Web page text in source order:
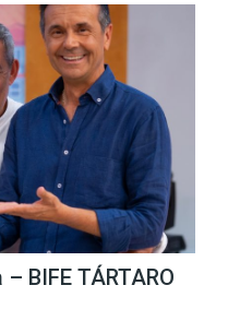
BIFE TÁRTARO